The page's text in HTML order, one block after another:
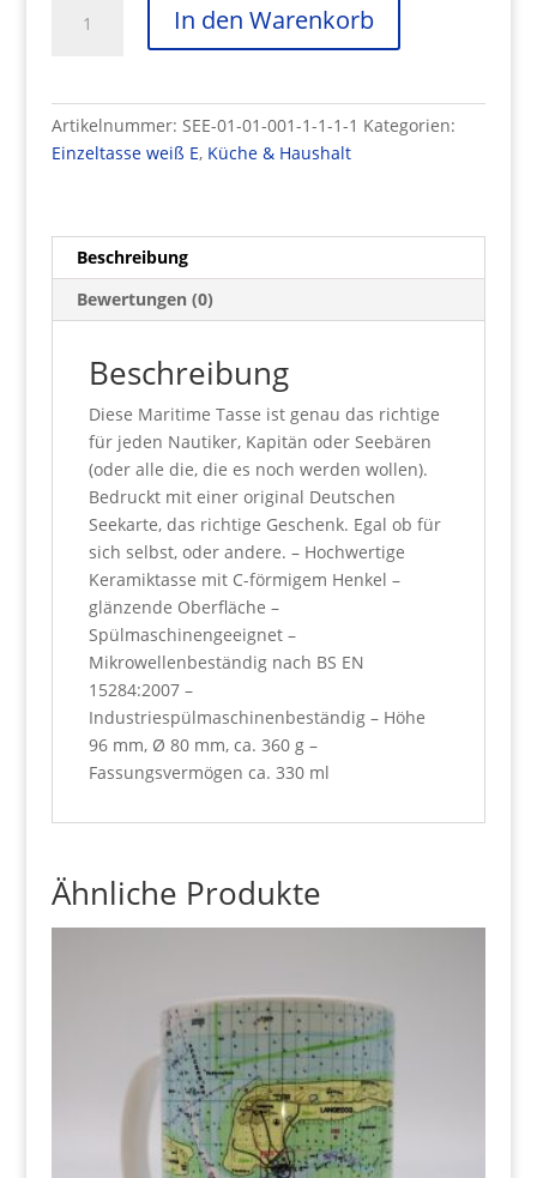
Seekarte
bedruckt.
In den Warenkorb
Artikelnummer: SEE-01-01-001-1-1-1-1 Kategorien:
Einzeltasse weiß E, Küche & Haushalt
Beschreibung
Bewertungen (0)
Beschreibung
Diese Maritime Tasse ist genau das richtige
für jeden Nautiker, Kapitän oder Seebären
(oder alle die, die es noch werden wollen).
Bedruckt mit einer original Deutschen
Seekarte, das richtige Geschenk. Egal ob für
sich selbst, oder andere. – Hochwertige
Keramiktasse mit C-förmigem Henkel –
glänzende Oberfläche –
Spülmaschinengeeignet –
Mikrowellenbeständig nach BS EN
15284:2007 –
Industriespülmaschinenbeständig – Höhe
96 mm, Ø 80 mm, ca. 360 g –
Fassungsvermögen ca. 330 ml
Ähnliche Produkte